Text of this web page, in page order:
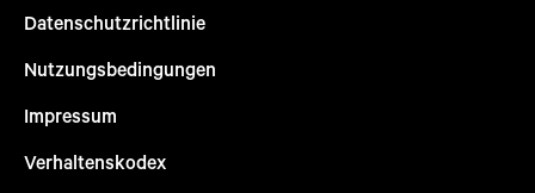
Datenschutzrichtlinie
Nutzungsbedingungen
Impressum
Verhaltenskodex